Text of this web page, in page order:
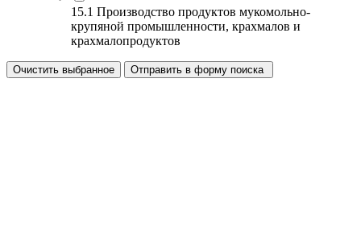
15.1 Производство продуктов мукомольно-
крупяной промышленности, крахмалов и
крахмалопродуктов